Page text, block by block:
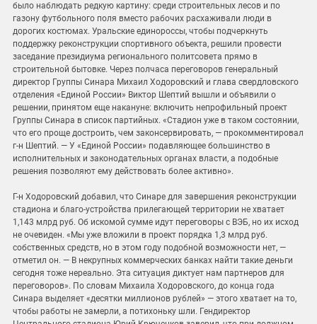
было наблюдать редкую картину: среди строительных лесов и по
газону футбольного поля вместо рабочих расхаживали люди в
дорогих костюмах. Уральские единороссы, чтобы подчеркнуть
поддержку реконструкции спортивного объекта, решили провести
заседание президиума регионального политсовета прямо в
строительной бытовке. Через полчаса переговоров генеральный
директор Группы Синара Михаил Ходоровский и глава свердловского
отделения «Единой России» Виктор Шептий вышли и объявили о
решении, принятом еще накануне: включить непрофильный проект
Группы Синара в список партийных. «Стадион уже в таком состоянии,
что его проще достроить, чем законсервировать, — прокомментировал
г-н Шептий. — У «Единой России» подавляющее большинство в
исполнительных и законодательных органах власти, а подобные
решения позволяют ему действовать более активно».
Г-н Ходоровский добавил, что Синаре для завершения реконструкции
стадиона и благо-устройства прилегающей территории не хватает
1,143 млрд руб. Об искомой сумме идут переговоры с ВЭБ, но их исход
не очевиден. «Мы уже вложили в проект порядка 1,3 млрд руб.
собственных средств, но в этом году подобной возможности нет, —
отметил он. — В некрупных коммерческих банках найти такие деньги
сегодня тоже нереально. Эта ситуация диктует нам партнеров для
переговоров». По словам Михаила Ходоровского, до конца года
Синара выделяет «десятки миллионов рублей» — этого хватает на то,
чтобы работы не замерли, а потихоньку шли. Гендиректор